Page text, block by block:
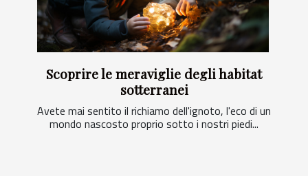
Scoprire le meraviglie degli habitat
sotterranei
Avete mai sentito il richiamo dell'ignoto, l'eco di un
mondo nascosto proprio sotto i nostri piedi...